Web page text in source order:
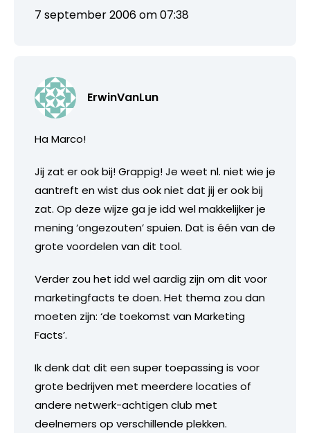
7 september 2006 om 07:38
ErwinVanLun
Ha Marco!
Jij zat er ook bij! Grappig! Je weet nl. niet wie je
aantreft en wist dus ook niet dat jij er ook bij
zat. Op deze wijze ga je idd wel makkelijker je
mening ‘ongezouten’ spuien. Dat is één van de
grote voordelen van dit tool.
Verder zou het idd wel aardig zijn om dit voor
marketingfacts te doen. Het thema zou dan
moeten zijn: ‘de toekomst van Marketing
Facts’.
Ik denk dat dit een super toepassing is voor
grote bedrijven met meerdere locaties of
andere netwerk-achtigen club met
deelnemers op verschillende plekken.